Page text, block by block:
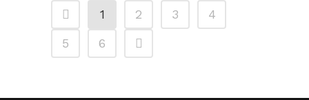
1 2 3
4
5
6